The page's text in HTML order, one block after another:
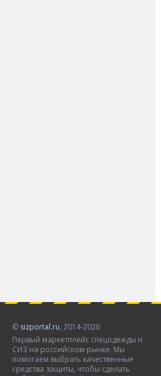
© sizportal.ru, 2014-2026
Первый маркетплейс спецодежды и
СИЗ на российском рынке. Мы
помогаем выбрать качественные
средства защиты, чтобы сделать